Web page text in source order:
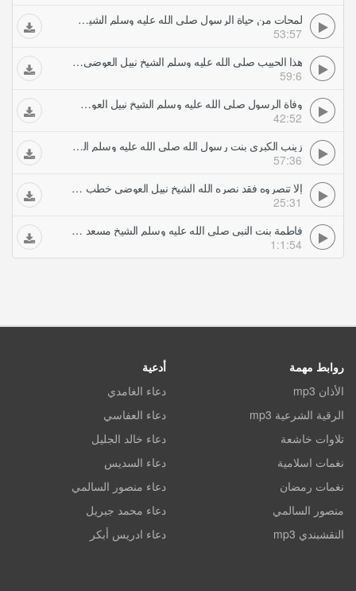
لمحات من حياة الرسول صلى الله عليه وسلم الشيخ نبيل العوضي خطب ودروس
53:57
هذا الحبيب صلى الله عليه وسلم الشيخ نبيل العوضي خطب ودروس
59:6
وفاة الرسول صلى الله عليه وسلم الشيخ نبيل العوضي خطب ودروس
42:52
زينب الكبرى بنت رسول الله صلى الله عليه وسلم الشيخ مسعد أنور خطب ودروس
57:36
إلا تنصروه فقد نصره الله الشيخ نبيل العوضي خطب ودروس
25:31
فاطمة بنت النبى صلى الله عليه وسلم الشيخ مسعد أنور خطب ودروس
1:1:54
روابط مهمة
الأذان mp3
الرقية الشرعية mp3
تلاوات خاشعة
نغمات اسلامية
نغمات رمضان
منصور السالمي
النقشبندي mp3
أدعية
دعاء الغامدي
دعاء العفاسي
دعاء خالد الجليل
دعاء السديس
دعاء منصور السالمي
دعاء محمد جبريل
دعاء ادريس أبكر